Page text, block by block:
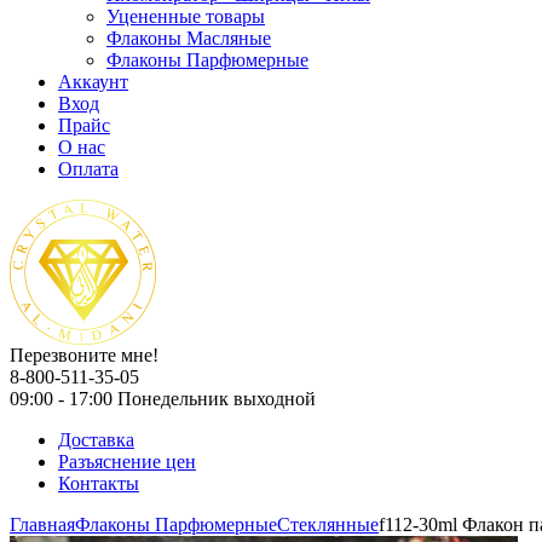
Уцененные товары
Флаконы Масляные
Флаконы Парфюмерные
Аккаунт
Вход
Прайс
О нас
Оплата
Перезвоните мне!
8-800-511-35-05
09:00 - 17:00 Понедельник выходной
Доставка
Разъяснение цен
Контакты
ГлавнаяФлаконы ПарфюмерныеСтеклянныеf112-30ml Флакон